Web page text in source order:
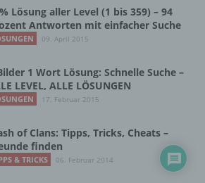
Lösung aller Level (1 bis 359) – 94
Antworten mit einfacher Suche
09. April 2015
1 Wort Lösung: Schnelle Suche –
LEVEL, ALLE LÖSUNGEN
17. Februar 2015
of Clans: Tipps, Tricks, Cheats –
finden
& TRICKS 06. Februar 2014
ist die Verarbeitung
Daten in einer Weise,
die personenbezogenen Daten
zusätzlicher
nicht mehr einer spezifischen
Person zugeordnet werden
gesondert aufbewahrt werden
und organisatorischen
unterliegen, die gewährleisten,